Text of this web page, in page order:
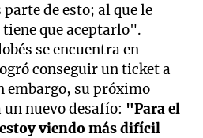
de esto; al que le
que aceptarlo".
se encuentra en
conseguir un ticket a
embargo, su próximo
nuevo desafío: "Para el
viendo más difícil